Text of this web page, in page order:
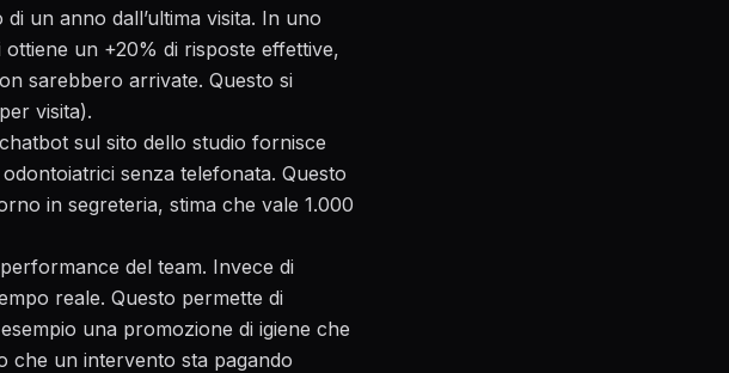
un anno dall’ultima visita. In uno
un +20% di risposte effettive,
sarebbero arrivate. Questo si
visita).
sul sito dello studio fornisce
senza telefonata. Questo
in segreteria, stima che vale 1.000
del team. Invece di
reale. Questo permette di
una promozione di igiene che
che un intervento sta pagando